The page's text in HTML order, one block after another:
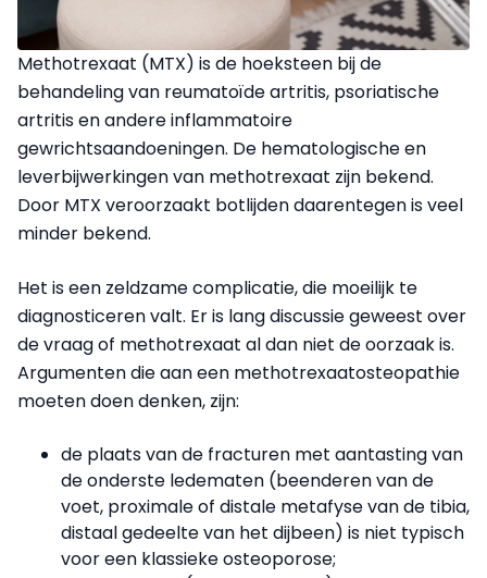
Methotrexaat (MTX) is de hoeksteen bij de
behandeling van reumatoïde artritis, psoriatische
artritis en andere inflammatoire
gewrichtsaandoeningen. De hematologische en
leverbijwerkingen van methotrexaat zijn bekend.
Door MTX veroorzaakt botlijden daarentegen is veel
minder bekend.
Het is een zeldzame complicatie, die moeilijk te
diagnosticeren valt. Er is lang discussie geweest over
de vraag of methotrexaat al dan niet de oorzaak is.
Argumenten die aan een methotrexaatosteopathie
moeten doen denken, zijn:
de plaats van de fracturen met aantasting van
de onderste ledematen (beenderen van de
voet, proximale of distale metafyse van de tibia,
distaal gedeelte van het dijbeen) is niet typisch
voor een klassieke osteoporose;